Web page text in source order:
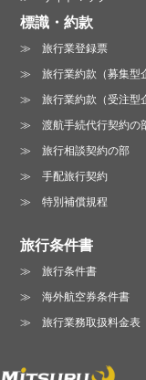
標識・約款
旅行業登録票
旅行業約款（募集型
旅行業約款（受注型
渡航手続代行契約の
旅行相談契約の部
手配旅行契約
特別補償規程
旅行条件書
旅行条件書
海外航空券条件書
旅行業務取扱料金表